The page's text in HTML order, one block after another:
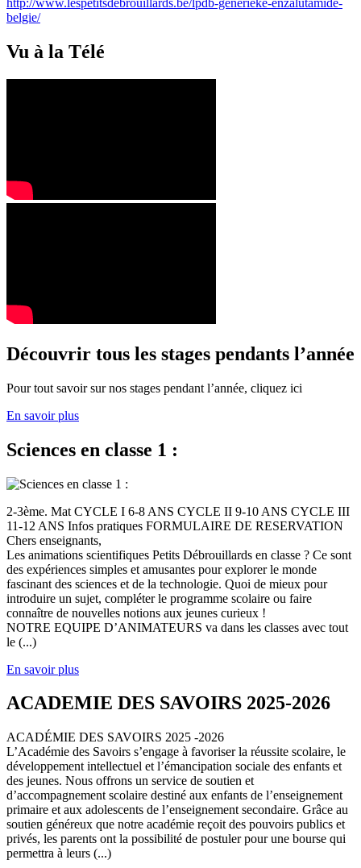
http://www.lespetitsdebrouillards.be/lpdb-generieke-enzalutamide-
belgie/
Vu à la Télé
Découvrir tous les stages pendants l’année
Pour tout savoir sur nos stages pendant l’année, cliquez ici
En savoir plus
Sciences en classe 1 :
2-3ème. Mat CYCLE I 6-8 ANS CYCLE II 9-10 ANS CYCLE III
11-12 ANS Infos pratiques FORMULAIRE DE RESERVATION
Chers enseignants,
Les animations scientifiques Petits Débrouillards en classe ? Ce sont
des expériences simples et amusantes pour explorer le monde
fascinant des sciences et de la technologie. Quoi de mieux pour
introduire un sujet, compléter le programme scolaire ou faire
connaître de nouvelles notions aux jeunes curieux !
NOTRE EQUIPE D’ANIMATEURS va dans les classes avec tout
le (...)
En savoir plus
ACADEMIE DES SAVOIRS 2025-2026
ACADÉMIE DES SAVOIRS 2025 -2026
L’Académie des Savoirs s’engage à favoriser la réussite scolaire, le
développement intellectuel et l’émancipation sociale des enfants et
des jeunes. Nous offrons un service de soutien et
d’accompagnement scolaire destiné aux enfants de l’enseignement
primaire et aux adolescents de l’enseignement secondaire. Grâce au
soutien généreux que notre académie reçoit des pouvoirs publics et
privés, les parents ont la possibilité de postuler pour une bourse qui
permettra à leurs (...)